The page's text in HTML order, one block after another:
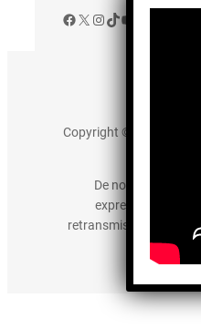
Facebook
X Instagram
TikTok
YouTube
Copyright © 2025
De no existir
expresamente
retransmisión, edición